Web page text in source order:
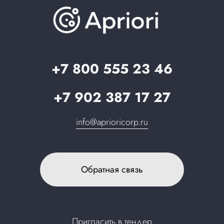
+7 800 555 23 46
+7 902 387 17 27
info@aprioricorp.ru
Обратная связь
О компании
Вопрос-ответ
Запрос в поддержку